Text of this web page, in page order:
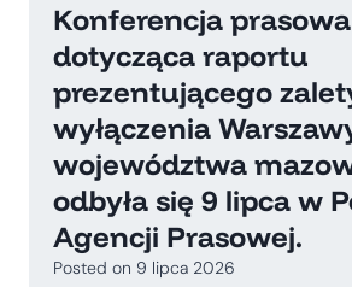
Konferencja prasowa
dotycząca raportu
prezentującego
wyłączenia
województwa
odbyła się 9 lipca w
Agencji Prasowej.
Posted on 9 lipca 2026